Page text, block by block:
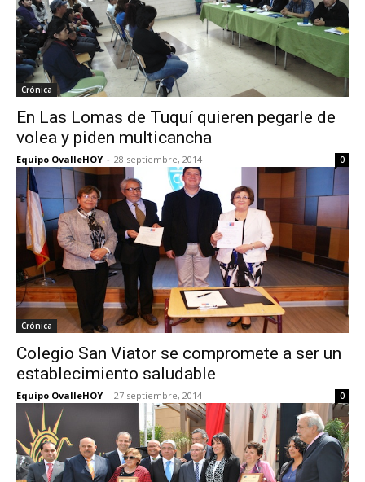
Crónica
En Las Lomas de Tuquí quieren pegarle de
volea y piden multicancha
Equipo OvalleHOY - 28 septiembre, 2014 0
Crónica
Colegio San Viator se compromete a ser un
establecimiento saludable
Equipo OvalleHOY - 27 septiembre, 2014 0